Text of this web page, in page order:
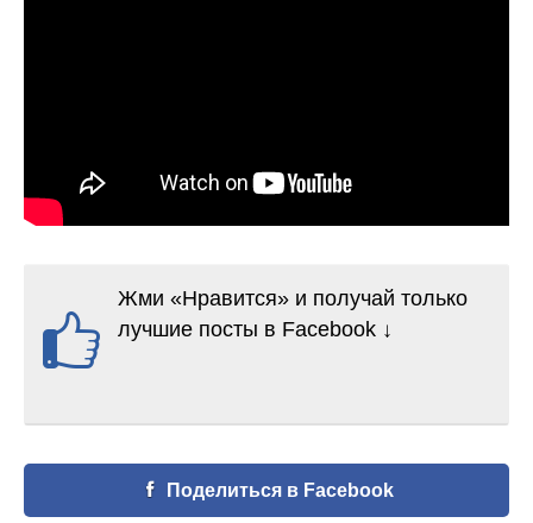
Жми «Нравится» и получай только
лучшие посты в Facebook ↓
Поделиться в Facebook